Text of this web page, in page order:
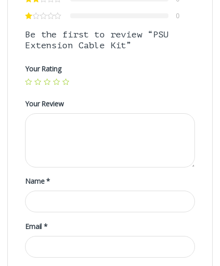
0
Be the first to review “PSU
Extension Cable Kit”
Your Rating
Your Review
Name*
Email*